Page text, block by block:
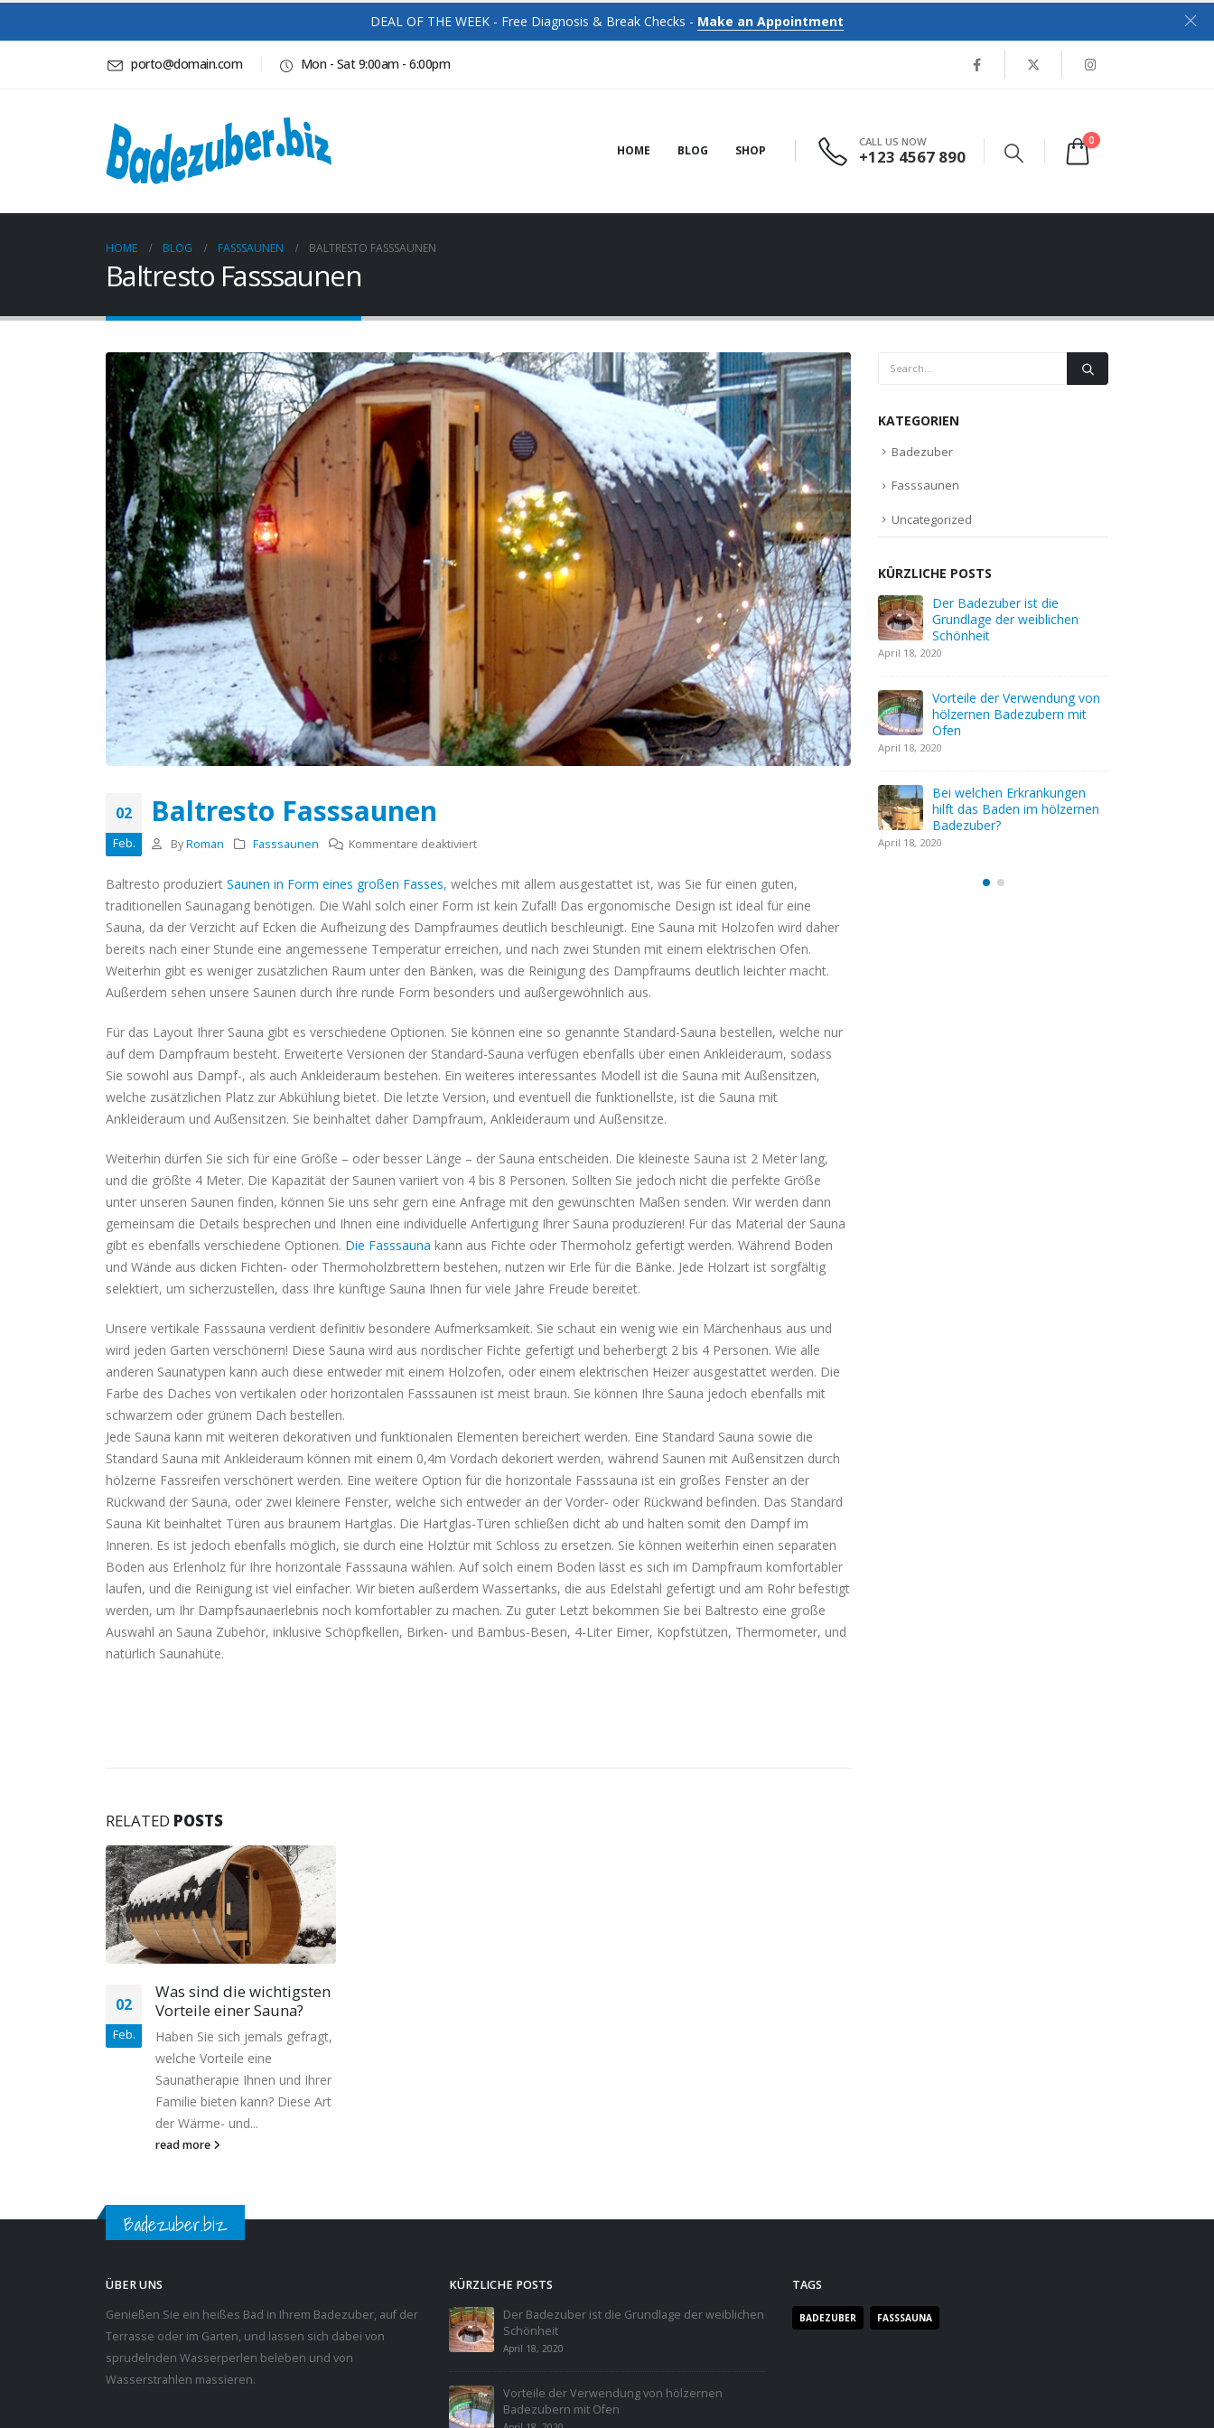
DEAL OF THE WEEK - Free Diagnosis & Break Checks - Make an Appointment
porto@domain.com Mon - Sat 9:00am - 6:00pm
HOME BLOG SHOP
CALL US NOW
+123 4567 890
0
HOME BLOG FASSSAUNEN BALTRESTO FASSSAUNEN
Baltresto Fasssaunen
02
Feb.
Baltresto Fasssaunen
By Roman Fasssaunen Kommentare deaktiviertfür
Fasssaunen
Baltresto produziert Saunen in Form eines großen Fasses, welches mit allem ausgestattet ist, was Sie für einen guten,
traditionellen Saunagang benötigen. Die Wahl solch einer Form ist kein Zufall! Das ergonomische Design ist ideal für eine
Sauna, da der Verzicht auf Ecken die Aufheizung des Dampfraumes deutlich beschleunigt. Eine Sauna mit Holzofen wird daher
bereits nach einer Stunde eine angemessene Temperatur erreichen, und nach zwei Stunden mit einem elektrischen Ofen.
Weiterhin gibt es weniger zusätzlichen Raum unter den Bänken, was die Reinigung des Dampfraums deutlich leichter macht.
Außerdem sehen unsere Saunen durch ihre runde Form besonders und außergewöhnlich aus.
Für das Layout Ihrer Sauna gibt es verschiedene Optionen. Sie können eine so genannte Standard-Sauna bestellen, welche nur
auf dem Dampfraum besteht. Erweiterte Versionen der Standard-Sauna verfügen ebenfalls über einen Ankleideraum, sodass
Sie sowohl aus Dampf-, als auch Ankleideraum bestehen. Ein weiteres interessantes Modell ist die Sauna mit Außensitzen,
welche zusätzlichen Platz zur Abkühlung bietet. Die letzte Version, und eventuell die funktionellste, ist die Sauna mit
Ankleideraum und Außensitzen. Sie beinhaltet daher Dampfraum, Ankleideraum und Außensitze.
Weiterhin dürfen Sie sich für eine Größe – oder besser Länge – der Sauna entscheiden. Die kleineste Sauna ist 2 Meter lang,
und die größte 4 Meter. Die Kapazität der Saunen variiert von 4 bis 8 Personen. Sollten Sie jedoch nicht die perfekte Größe
unter unseren Saunen finden, können Sie uns sehr gern eine Anfrage mit den gewünschten Maßen senden. Wir werden dann
gemeinsam die Details besprechen und Ihnen eine individuelle Anfertigung Ihrer Sauna produzieren! Für das Material der Sauna
gibt es ebenfalls verschiedene Optionen. Die Fasssauna kann aus Fichte oder Thermoholz gefertigt werden. Während Boden
und Wände aus dicken Fichten- oder Thermoholzbrettern bestehen, nutzen wir Erle für die Bänke. Jede Holzart ist sorgfältig
selektiert, um sicherzustellen, dass Ihre künftige Sauna Ihnen für viele Jahre Freude bereitet.
Unsere vertikale Fasssauna verdient definitiv besondere Aufmerksamkeit. Sie schaut ein wenig wie ein Märchenhaus aus und
wird jeden Garten verschönern! Diese Sauna wird aus nordischer Fichte gefertigt und beherbergt 2 bis 4 Personen. Wie alle
anderen Saunatypen kann auch diese entweder mit einem Holzofen, oder einem elektrischen Heizer ausgestattet werden. Die
Farbe des Daches von vertikalen oder horizontalen Fasssaunen ist meist braun. Sie können Ihre Sauna jedoch ebenfalls mit
schwarzem oder grünem Dach bestellen.
Jede Sauna kann mit weiteren dekorativen und funktionalen Elementen bereichert werden. Eine Standard Sauna sowie die
Standard Sauna mit Ankleideraum können mit einem 0,4m Vordach dekoriert werden, während Saunen mit Außensitzen durch
hölzerne Fassreifen verschönert werden. Eine weitere Option für die horizontale Fasssauna ist ein großes Fenster an der
Rückwand der Sauna, oder zwei kleinere Fenster, welche sich entweder an der Vorder- oder Rückwand befinden. Das Standard
Sauna Kit beinhaltet Türen aus braunem Hartglas. Die Hartglas-Türen schließen dicht ab und halten somit den Dampf im
Inneren. Es ist jedoch ebenfalls möglich, sie durch eine Holztür mit Schloss zu ersetzen. Sie können weiterhin einen separaten
Boden aus Erlenholz für Ihre horizontale Fasssauna wählen. Auf solch einem Boden lässt es sich im Dampfraum komfortabler
laufen, und die Reinigung ist viel einfacher. Wir bieten außerdem Wassertanks, die aus Edelstahl gefertigt und am Rohr befestigt
werden, um Ihr Dampfsaunaerlebnis noch komfortabler zu machen. Zu guter Letzt bekommen Sie bei Baltresto eine große
Auswahl an Sauna Zubehör, inklusive Schöpfkellen, Birken- und Bambus-Besen, 4-Liter Eimer, Kopfstützen, Thermometer, und
natürlich Saunahüte.
RELATED POSTS
02
Feb.
Was sind die wichtigsten
Vorteile einer Sauna?
Haben Sie sich jemals gefragt,
welche Vorteile eine
Saunatherapie Ihnen und Ihrer
Familie bieten kann? Diese Art
der Wärme- und...
read more
KATEGORIEN
Badezuber
Fasssaunen
Uncategorized
KÜRZLICHE POSTS
Der Badezuber ist die
Grundlage der weiblichen
Schönheit
April 18, 2020
Vorteile der Verwendung von
hölzernen Badezubern mit
Ofen
April 18, 2020
hilft das Baden im hölzernen
Badezuber?
April 18, 2020
Der hölzerne Badezuber: die
Grundlage der Gesundheit
Was ist ein Holzbadezuber?
April 6, 2020
Wie können Sie mit einem
Badezuber Energie sparen?
Der Badezuber ist die
Grundlage der weiblichen
Schönheit
April 18, 2020
Vorteile der Verwendung von
hölzernen Badezubern mit
Ofen
April 18, 2020
Der hölzerne Badezuber: die
Grundlage der Gesundheit
April 6, 2020
Was ist ein Holzbadezuber?
April 6, 2020
Wie können Sie mit einem
Badezuber Energie sparen?
April 5, 2020
Badezuber.biz
ÜBER UNS
Genießen Sie ein heißes Bad in Ihrem Badezuber, auf der
Terrasse oder im Garten, und lassen sich dabei von
sprudelnden Wasserperlen beleben und von
Wasserstrahlen massieren.
KÜRZLICHE POSTS
Der Badezuber ist die Grundlage der weiblichen
Schönheit
April 18, 2020
Vorteile der Verwendung von hölzernen
Badezubern mit Ofen
TAGS
BADEZUBER FASSSAUNA